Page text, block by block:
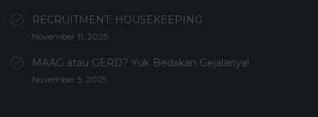
RECRUITMENT: HOUSEKEEPING
November 11, 2025
MAAG atau GERD? Yuk Bedakan Gejalanya!
November 5, 2025